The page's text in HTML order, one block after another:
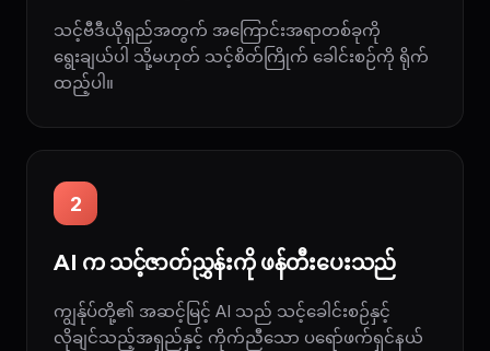
သင့်ဗီဒီယိုရှည်အတွက် အကြောင်းအရာတစ်ခုကို
ရွေးချယ်ပါ သို့မဟုတ် သင့်စိတ်ကြိုက် ခေါင်းစဉ်ကို ရိုက်
ထည့်ပါ။
2
AI က သင့်ဇာတ်ညွှန်းကို ဖန်တီးပေးသည်
ကျွန်ုပ်တို့၏ အဆင့်မြင့် AI သည် သင့်ခေါင်းစဉ်နှင့်
လိုချင်သည့်အရှည်နှင့် ကိုက်ညီသော ပရော်ဖက်ရှင်နယ်